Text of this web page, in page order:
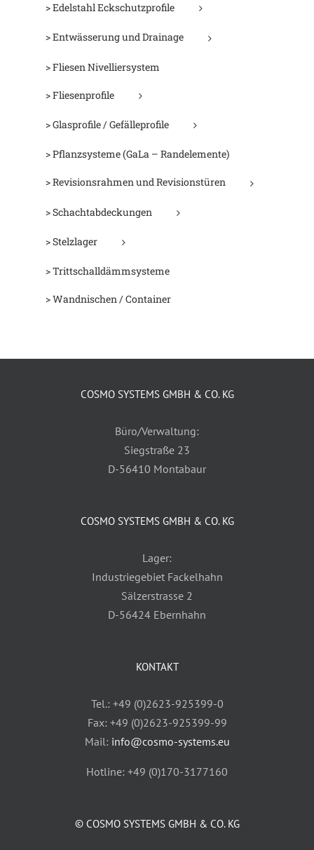
> Edelstahl Eckschutzprofile
> Entwässerung und Drainage
> Fliesen Nivelliersystem
> Fliesenprofile
> Glasprofile / Gefälleprofile
> Pflanzsysteme (GaLa – Randelemente)
> Revisionsrahmen und Revisionstüren
> Schachtabdeckungen
> Stelzlager
> Trittschalldämmsysteme
> Wandnischen / Container
COSMO SYSTEMS GMBH & CO. KG
Büro/Verwaltung:
Siegstraße 23
D-56410 Montabaur
COSMO SYSTEMS GMBH & CO. KG
Lager:
Industriegebiet Fackelhahn
Sälzerstrasse 2
D-56424 Ebernhahn
KONTAKT
Tel.: +49 (0)2623-925399-0
Fax: +49 (0)2623-925399-99
Mail: info@cosmo-systems.eu
Hotline: +49 (0)170-3177160
© COSMO SYSTEMS GMBH & CO. KG